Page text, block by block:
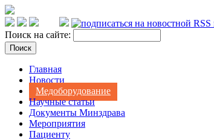
Поиск на сайте:
Главная
Новости
Медоборудование
Научные статьи
Документы Минздрава
Мероприятия
Пациенту